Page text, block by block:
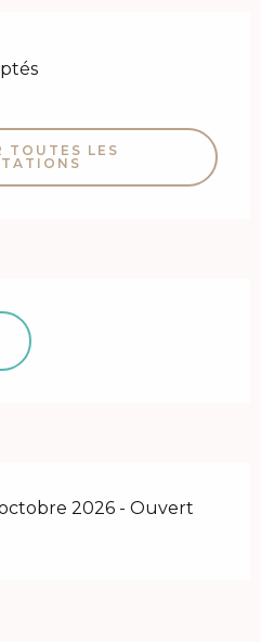
TOUTES LES
2026 - Ouvert